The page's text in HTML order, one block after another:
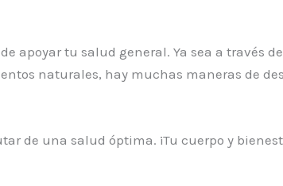
apoyar tu salud general. Ya sea a través
naturales, hay muchas maneras de
de una salud óptima. ¡Tu cuerpo y